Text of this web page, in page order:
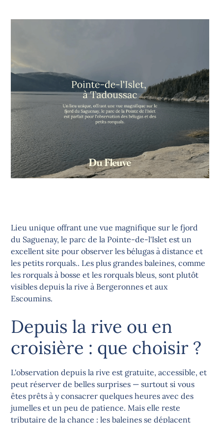
Lieu unique offrant une vue magnifique sur le fjord
du Saguenay, le parc de la Pointe-de-l'Islet est un
excellent site pour observer les bélugas à distance et
les petits rorquals.. Les plus grandes baleines, comme
les rorquals à bosse et les rorquals bleus, sont plutôt
visibles depuis la rive à Bergeronnes et aux
Escoumins.
Depuis la rive ou en
croisière : que choisir ?
L'observation depuis la rive est gratuite, accessible, et
peut réserver de belles surprises — surtout si vous
êtes prêts à y consacrer quelques heures avec des
jumelles et un peu de patience. Mais elle reste
tributaire de la chance : les baleines se déplacent